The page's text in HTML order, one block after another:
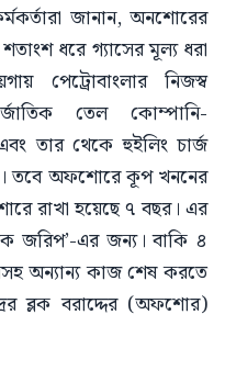
জানান, অনশোরের
ধরে গ্যাসের মূল্য ধরা
পেট্রোবাংলার নিজস্ব
তেল কোম্পানি-
তার থেকে হুইলিং চার্জ
তবে অফশোরে কূপ খননের
রাখা হয়েছে ৭ বছর। এর
জরিপ’-এর জন্য। বাকি ৪
অন্যান্য কাজ শেষ করতে
ব্লক বরাদ্দের (অফশোর)